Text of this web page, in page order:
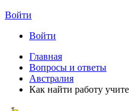
Войти
Войти
Главная
Вопросы и ответы
Австралия
Как найти работу